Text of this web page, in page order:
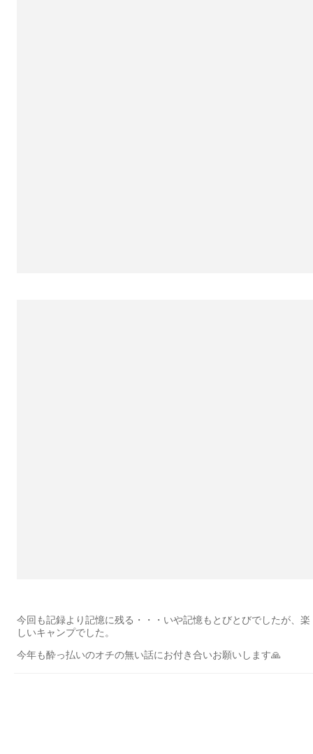
今回も記録より記憶に残る・・・いや記憶もとびとびでしたが、楽
しいキャンプでした。
今年も酔っ払いのオチの無い話にお付き合いお願いします🙏